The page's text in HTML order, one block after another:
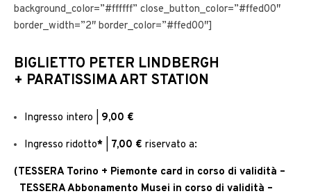
background_color=”#ffffff” close_button_color=”#ffed00″
border_width=”2″ border_color=”#ffed00″]
BIGLIETTO PETER LINDBERGH
+ PARATISSIMA ART STATION
Ingresso intero | 9,00 €
Ingresso ridotto* 7,00 € riservato a:
(TESSERA Torino + Piemonte card in corso di validità –
TESSERAAbbonamento Musei in corso di validità –